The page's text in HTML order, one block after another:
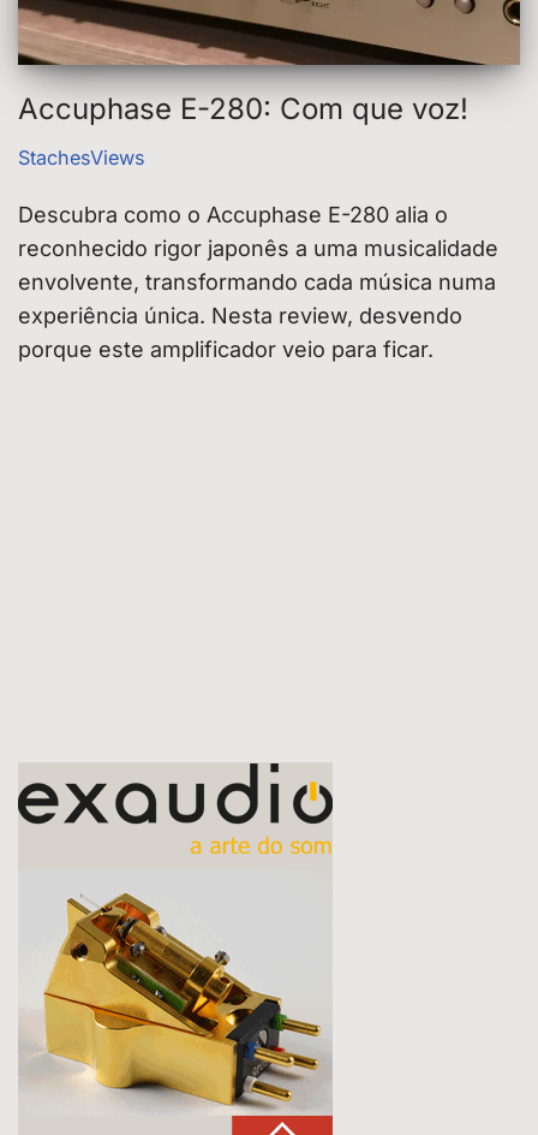
Accuphase E-280: Com que voz!
StachesViews
Descubra como o Accuphase E-280 alia o
reconhecido rigor japonês a uma musicalidade
envolvente, transformando cada música numa
experiência única. Nesta review, desvendo
porque este amplificador veio para ficar.